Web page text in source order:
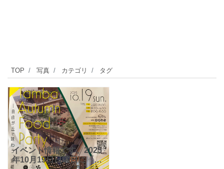
TOP 写真 カテゴリ タグ
イベント情報です。2025
年10月19日日曜日に「自